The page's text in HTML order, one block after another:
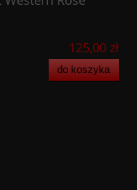
125,00 zł
do koszyka